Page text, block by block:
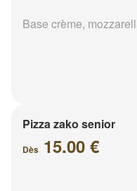
Base crème,
Pizza zako senior
Dès 15.00 €